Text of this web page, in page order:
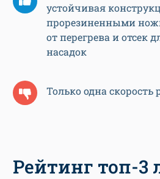
устойчивая
прорезиненными
от перегрева и отсек
насадок
Только одна скорость
Рейтинг топ-3